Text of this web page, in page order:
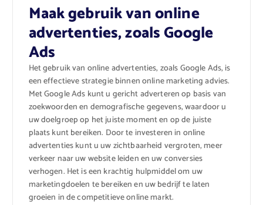
Maak gebruik van online
advertenties, zoals Google
Ads
Het gebruik van online advertenties, zoals Google Ads, is
een effectieve strategie binnen online marketing advies.
Met Google Ads kunt u gericht adverteren op basis van
zoekwoorden en demografische gegevens, waardoor u
uw doelgroep op het juiste moment en op de juiste
plaats kunt bereiken. Door te investeren in online
advertenties kunt u uw zichtbaarheid vergroten, meer
verkeer naar uw website leiden en uw conversies
verhogen. Het is een krachtig hulpmiddel om uw
marketingdoelen te bereiken en uw bedrijf te laten
groeien in de competitieve online markt.